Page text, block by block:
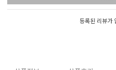
등록된 리뷰가